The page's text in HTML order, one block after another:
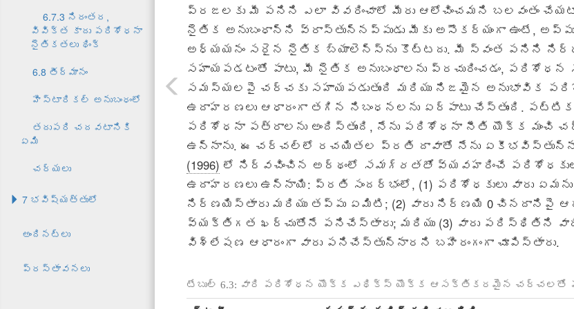
6.7.3 నిరంతర,
వివిక్త కాదు పరిశోధనా
నైతికతలు థింక్
6.8 తీర్మానం
హిస్టారికల్ అనుబంధంలో
తదుపరి చదవటానికి
ఏమి
చర్యలు
7 భవిష్యత్తులో
అందినట్లు
ప్రస్తావనలు
ప్రజలకు మీ పనిని ఎలా వివరించాలో మీరు ఆలోచించమని బలవంతం
నైతిక అనుబంధాన్ని వ్రాస్తున్నప్పుడు మీకు అసౌకర్యంగా ఉంటే,
అధ్యయనం సరైన నైతిక బ్యాలెన్స్ను కొట్టదు. మీ స్వంత పనిని
సహాయపడటంతో పాటు, మీ నైతిక అనుబంధాలను ప్రచురించడం, పరిశోధన
సమస్యలపై చర్చకు సహాయపడుతుంది మరియు నిజమైన అనుభావిక
ఉదాహరణలు ఆధారంగా తగిన నిబంధనలను ఏర్పాటు చేస్తుంది. పట్టిక
పరిశోధనా పత్రాలను అందిస్తుంది, నేను పరిశోధనా నీతి యొక్క మంచి
ఉన్నాను. ఈ చర్చల్లో రచయితల ప్రతి దావాతో నేను
(1996) లో నిర్వచించిన అర్థంలో సమగ్రతతోవ్యవహరించే
ఉదాహరణలు ఉన్నాయి: ప్రతి సందర్భంలో, (1) పరిశోధకులు వారు
నిర్ణయిస్తారు మరియు తప్పు ఏమిటి; (2) వారు నిర్ణయి 0 చినదానిపై
వ్యక్తిగత ఖర్చుతోనే పనిచేస్తారు; మరియు (3) వారు పరిస్థితిని
విశ్లేషణ ఆధారంగా వారు పనిచేస్తున్నారని బహిరంగంగా చూపిస్తారు.
టేబుల్ 6.3: వారి పరిశోధన యొక్క ఎథిక్స్ యొక్క ఆసక్తికరమైన చర్చలతో